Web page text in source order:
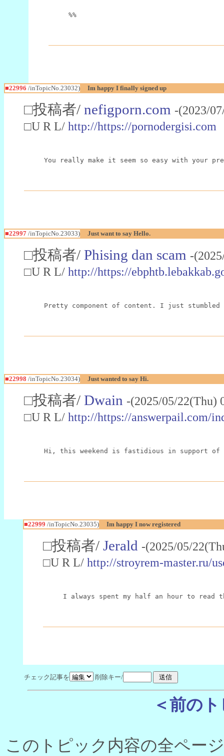
%%
■22996 /inTopicNo.23032) Im happy I finally signed up
□投稿者/ nefigporn.com -(2023/
□U R L/ http://https://pornodergisi.com
You really make it seem so easy with your
■22997 /inTopicNo.23033) Just want to say Hello.
□投稿者/ Phising dan scam -
□U R L/ http://https://
Pretty component of content. I just
■22998 /inTopicNo.23034) Just wanted to say Hi.
□投稿者/ Dwain -(2025/05/
□U R L/ http://https://answerpail.com/
Hi, this weekend is fastidious in support of
■22999 /inTopicNo.23035) Im happy I now registered
□投稿者/ Jerald -(2025/05/
□U R L/ http://stroyrem-master.ru/
I always spent my half an hour to
チェック記事を 削除キー/
＜前の
このトピック内容の全ペー